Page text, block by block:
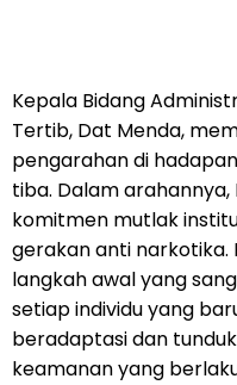
Kepala Bidang
Tertib, Dat Menda,
pengarahan di
tiba. Dalam
komitmen mutlak
gerakan anti narkotika.
langkah awal yang
setiap individu yang
beradaptasi dan
keamanan yang